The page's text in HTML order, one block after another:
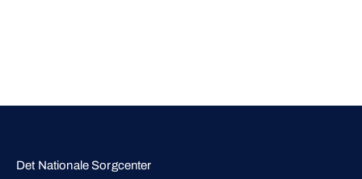
Det Nationale Sorgcenter